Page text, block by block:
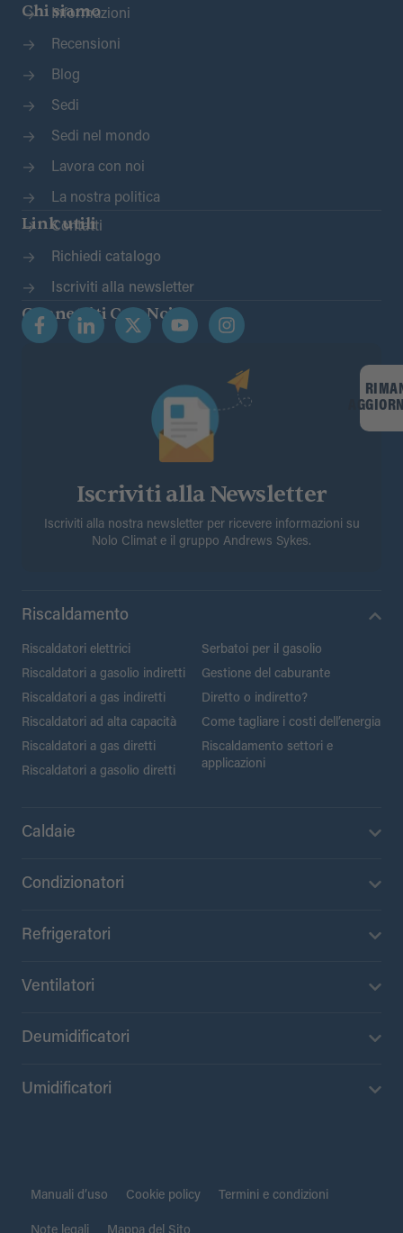
Chi siamo
Informazioni
Recensioni
Blog
Sedi
Sedi nel mondo
Lavora con noi
La nostra politica
Link utili
Contatti
Richiedi catalogo
Iscriviti alla newsletter
Connettiti Con Noi
Iscriviti alla Newsletter
Iscriviti alla nostra newsletter per ricevere informazioni su
Nolo Climat e il gruppo Andrews Sykes.
Riscaldamento
Riscaldatori elettrici
Riscaldatori a gasolio indiretti
Riscaldatori a gas indiretti
Riscaldatori ad alta capacità
Riscaldatori a gas diretti
Riscaldatori a gasolio diretti
Serbatoi per il gasolio
Gestione del caburante
Diretto o indiretto?
Come tagliare i costi dell’energia
Riscaldamento settori e
applicazioni
Caldaie
Condizionatori
Refrigeratori
Ventilatori
Deumidificatori
Umidificatori
Manuali d’uso Cookie policy Termini e condizioni